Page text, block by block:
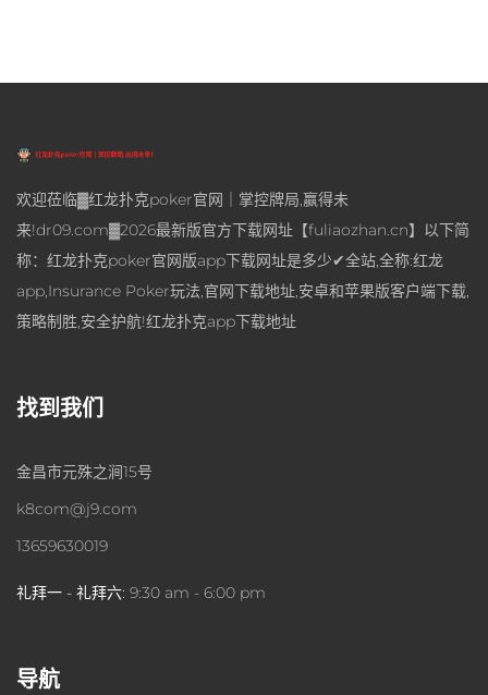
欢迎莅临▓红龙扑克poker官网｜掌控牌局,赢得未
来!dr09.com▓2026最新版官方下载网址【fuliaozhan.cn】以下简
称：红龙扑克poker官网版app下载网址是多少✔全站,全称:红龙
app,Insurance Poker玩法,官网下载地址,安卓和苹果版客户端下载,
策略制胜,安全护航!红龙扑克app下载地址
找到我们
金昌市元殊之涧15号
k8com@j9.com
13659630019
礼拜一 - 礼拜六: 9:30 am - 6:00 pm
导航